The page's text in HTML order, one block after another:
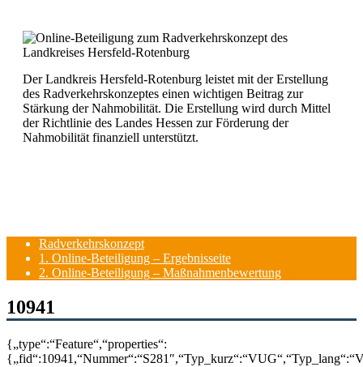
Der Landkreis Hersfeld-Rotenburg leistet mit der Erstellung
des Radverkehrskonzeptes einen wichtigen Beitrag zur
Stärkung der Nahmobilität. Die Erstellung wird durch Mittel
der Richtlinie des Landes Hessen zur Förderung der
Nahmobilität finanziell unterstützt.
Radverkehrskonzept
1. Online-Beteiligung – Ergebnisseite
2. Online-Beteiligung – Maßnahmenbewertung
10941
{„type“:“Feature“,“properties“: